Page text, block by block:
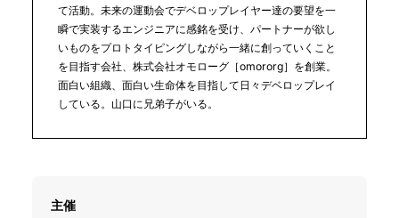
て活動。未来の運動会でデベロップレイヤー達の要望を一
瞬で実装するエンジニアに感銘を受け、パートナーが欲し
いものをプロトタイピングしながら一緒に創っていくこと
を目指す会社、株式会社オモローグ［omororg］を創業。
面白い組織、面白い生命体を目指して日々デベロップレイ
している。山口に兄弟子がいる。
主催